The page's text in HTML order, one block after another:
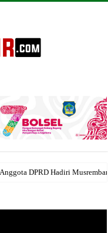
DPRD Hadiri